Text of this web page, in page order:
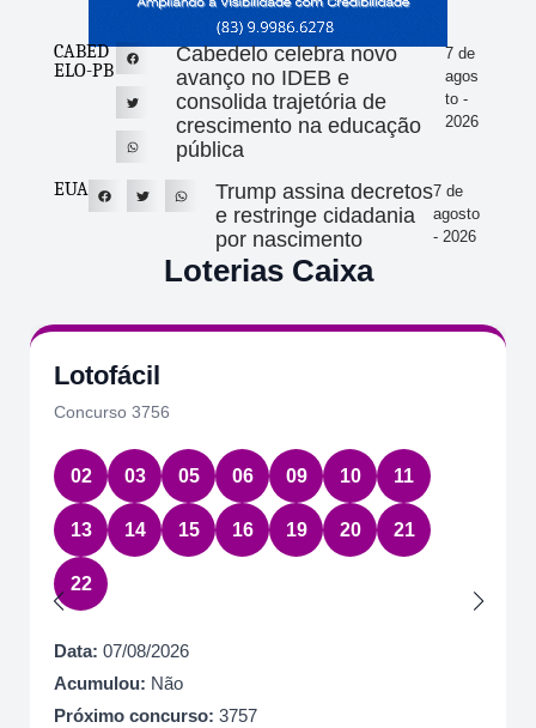
CABED
ELO-PB
Cabedelo celebra novo
avanço no IDEB e
consolida trajetória de
crescimento na educação
pública
7 de
agos
to -
2026
EUA
Trump assina decretos
e restringe cidadania
por nascimento
7 de
agosto
- 2026
Loterias Caixa
Lotofácil
Concurso 3756
02 03 05 06 09 10 11
13 14 15 16 19 20 21
22
Data: 07/08/2026
Acumulou: Não
Próximo concurso: 3757